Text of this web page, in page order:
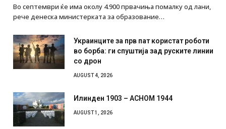
Во септември ќе има околу 4.900 првачиња помалку од лани,
рече денеска министерката за образование…
Украинците за прв пат користат роботи
во борба: ги спуштија зад руските линии
со дрон
AUGUST 4, 2026
Илинден 1903 – АСНОМ 1944
AUGUST 1, 2026